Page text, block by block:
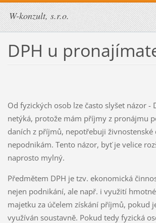
W-konzult, s.r.o.
DPH u
Od fyzických osob lze často slyšet názor -
netýká, protože mám příjmy z pronájmu
daních z příjmů, nepotřebuji živnostenské
nepodnikám. Tento názor, byť je velice
naprosto mylný.
Předmětem DPH je tzv. ekonomická
nejen podnikání, ale např. i využití
majetku za účelem získání příjmů, pokud
využíván soustavně. Pokud tedy fyzická